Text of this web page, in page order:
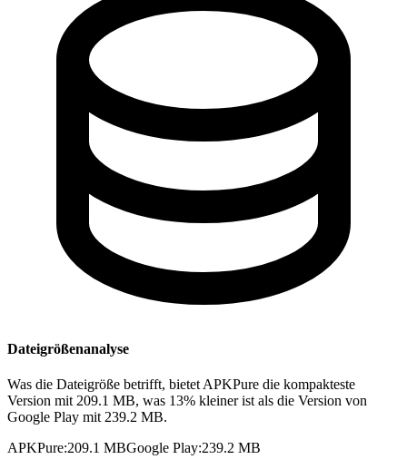
Dateigrößenanalyse
Was die Dateigröße betrifft, bietet APKPure die kompakteste
Version mit 209.1 MB, was 13% kleiner ist als die Version von
Google Play mit 239.2 MB.
APKPure:209.1 MBGoogle Play:239.2 MB